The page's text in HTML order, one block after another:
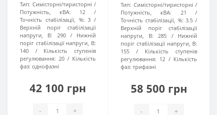
Тип: Симісторні/тиристорні
Потужність, кВА:
12
Точність стабілізації, %: 3
Верхній поріг стабілізації
напруги, В:
290
Нижній
поріг стабілізації напруги, В:
140
Кількість ступенів
регулювання: 20
Кількість
фаз: однофазні
42 100 грн
- +
Тип: Симісторні/тиристорні
Потужність, кВА:
21
Точність стабілізації, %: 3.5
Верхній поріг стабілізації
напруги, В:
285
Нижній
поріг стабілізації напруги, В:
155
Кількість ступенів
регулювання: 12
Кількість
фаз: трифазні
58 500 грн
- +